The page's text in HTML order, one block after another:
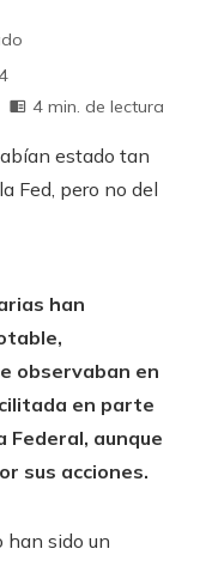
4 min. de lectura
han
observaban en
en parte
Federal, aunque
sus acciones.
han sido un